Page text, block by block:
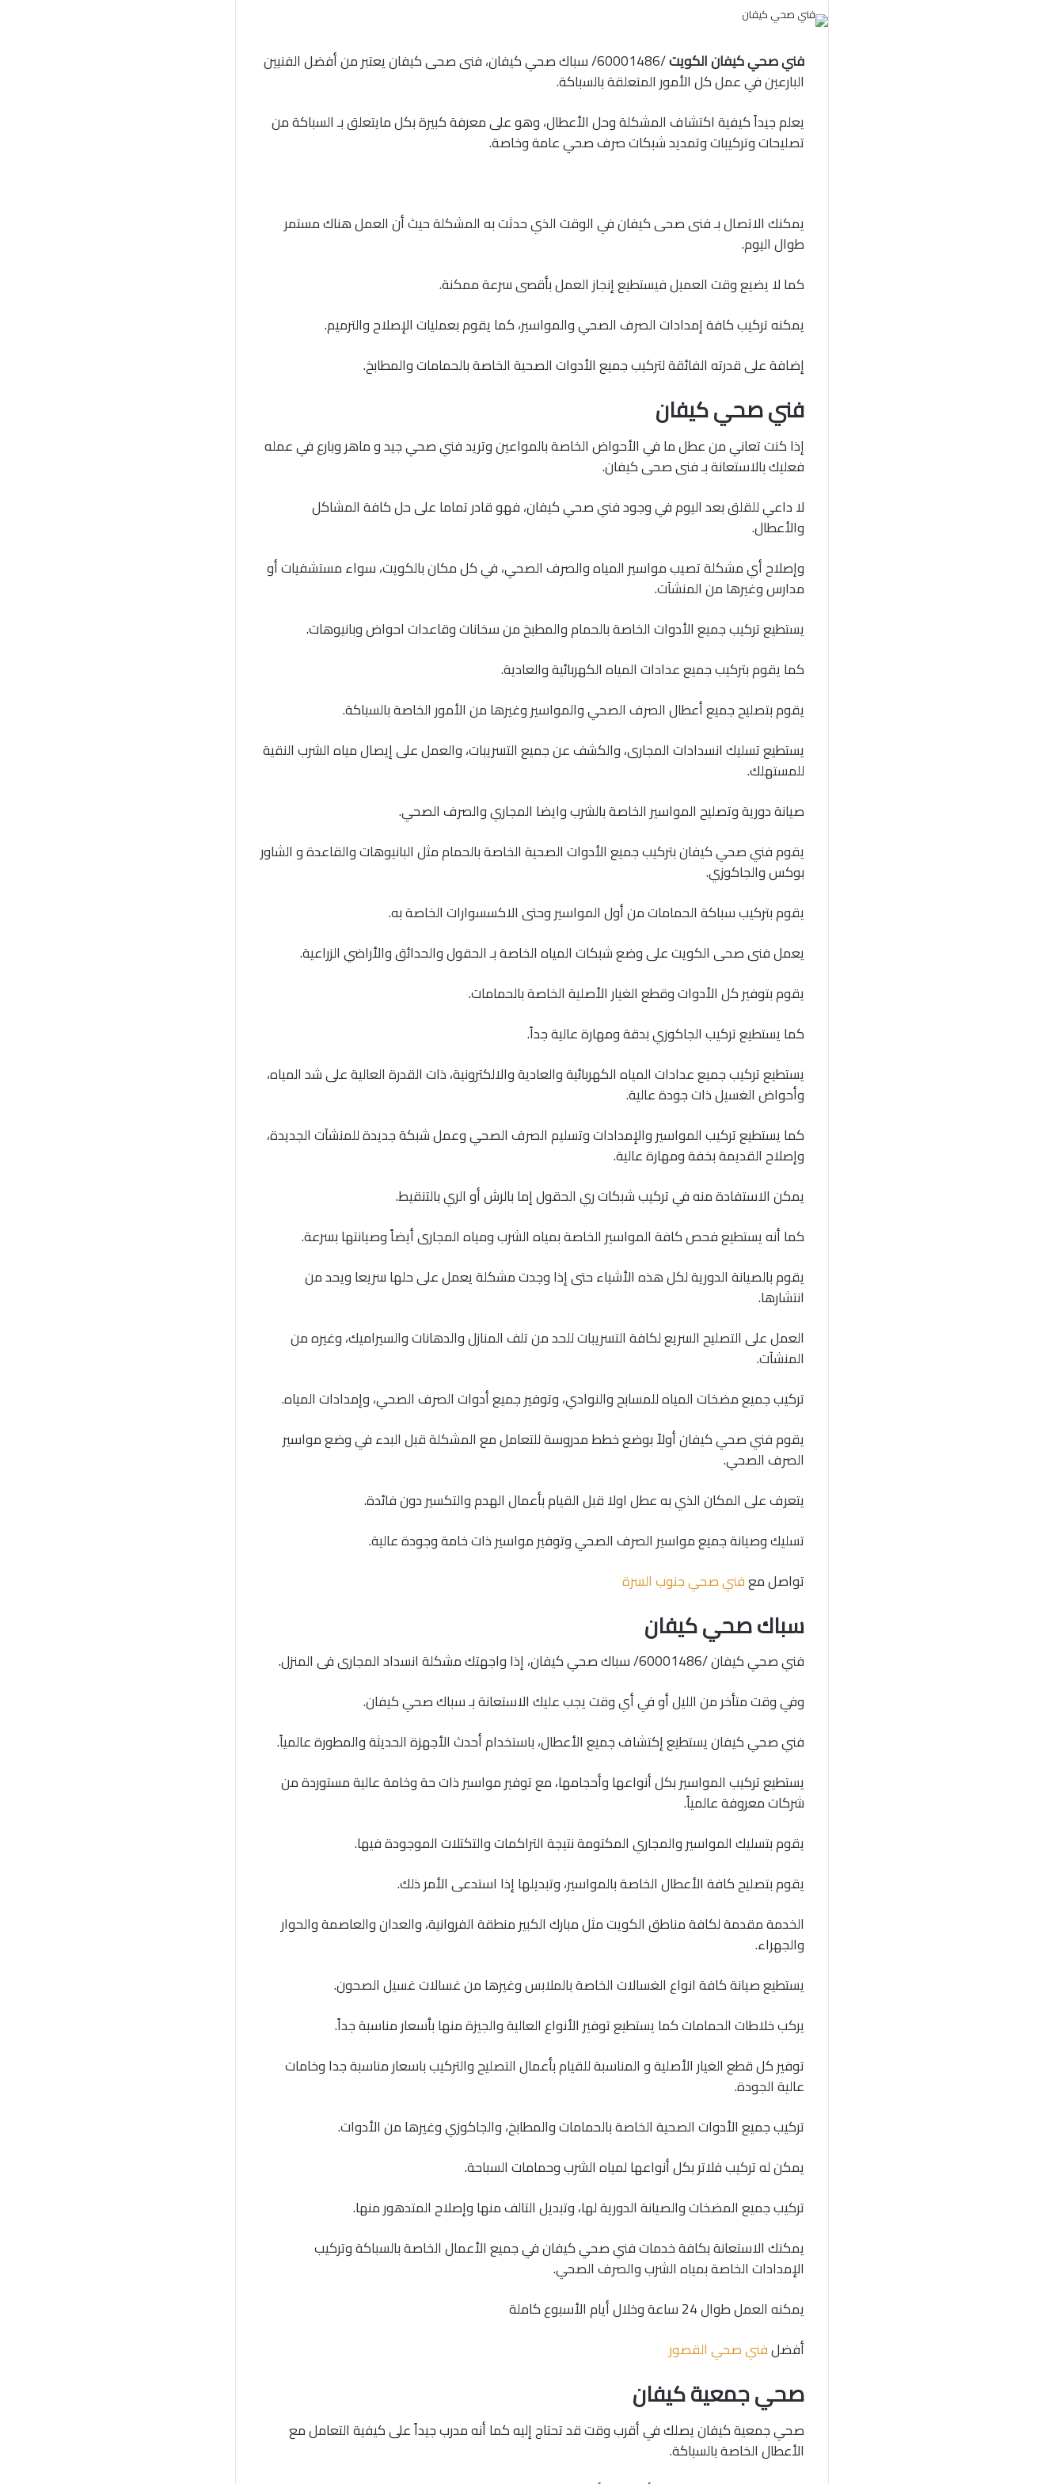
فني صحي كيفان الكويت
/60001486/ سباك صحي كيفان، فنى صحى كيفان يعتبر من أفضل الفنيين
البارعين في عمل كل الأمور المتعلقة بالسباكة.
يعلم جيداً كيفية اكتشاف المشكلة وحل الأعطال، وهو على معرفة كبيرة بكل مايتعلق بـ السباكة من
تصليحات وتركيبات وتمديد شبكات صرف صحي عامة وخاصة.
يمكنك الاتصال بـ فنى صحى كيفان في الوقت الذي حدثت به المشكلة حيث أن العمل هناك مستمر
طوال اليوم.
كما لا يضيع وقت العميل فيستطيع إنجاز العمل بأقصى سرعة ممكنة.
يمكنه تركيب كافة إمدادات الصرف الصحي والمواسير، كما يقوم بعمليات الإصلاح والترميم.
إضافة على قدرته الفائقة لتركيب جميع الأدوات الصحية الخاصة بالحمامات والمطابخ.
فني صحي كيفان
إذا كنت تعاني من عطل ما في الأحواض الخاصة بالمواعين وتريد فني صحي جيد و ماهر وبارع في عمله
فعليك بالاستعانة بـ فنى صحى كيفان.
لا داعي للقلق بعد اليوم في وجود فني صحي كيفان، فهو قادر تماما على حل كافة المشاكل
والأعطال.
وإصلاح أي مشكلة تصيب مواسير المياه والصرف الصحي، في كل مكان بالكويت، سواء مستشفيات أو
مدارس وغيرها من المنشآت.
يستطيع تركيب جميع الأدوات الخاصة بالحمام والمطبخ من سخانات وقاعدات احواض وبانيوهات.
كما يقوم بتركيب جميع عدادات المياه الكهربائية والعادية.
يقوم بتصليح جميع أعطال الصرف الصحي والمواسير وغيرها من الأمور الخاصة بالسباكة.
يستطيع تسليك انسدادات المجارى، والكشف عن جميع التسريبات، والعمل على إيصال مياه الشرب النقية
للمستهلك.
صيانة دورية وتصليح المواسير الخاصة بالشرب وايضا المجاري والصرف الصحي.
يقوم فني صحي كيفان بتركيب جميع الأدوات الصحية الخاصة بالحمام مثل البانيوهات والقاعدة و الشاور
بوكس والجاكوزي.
يقوم بتركيب سباكة الحمامات من أول المواسير وحتى الاكسسوارات الخاصة به.
يعمل فنى صحى الكويت على وضع شبكات المياه الخاصة بـ الحقول والحدائق والأراضي الزراعية.
يقوم بتوفير كل الأدوات وقطع الغيار الأصلية الخاصة بالحمامات.
كما يستطيع تركيب الجاكوزي بدقة ومهارة عالية جداً.
يستطيع تركيب جميع عدادات المياه الكهربائية والعادية والالكترونية، ذات القدرة العالية على شد المياه،
وأحواض الغسيل ذات جودة عالية.
كما يستطيع تركيب المواسير والإمدادات وتسليم الصرف الصحي وعمل شبكة جديدة للمنشآت الجديدة،
وإصلاح القديمة بخفة ومهارة عالية.
يمكن الاستفادة منه في تركيب شبكات ري الحقول إما بالرش أو الري بالتنقيط.
كما أنه يستطيع فحص كافة المواسير الخاصة بمياه الشرب ومياه المجارى أيضاً وصيانتها بسرعة.
يقوم بالصيانة الدورية لكل هذه الأشياء حتى إذا وجدت مشكلة يعمل على حلها سريعا ويحد من
انتشارها.
العمل على التصليح السريع لكافة التسريبات للحد من تلف المنازل والدهانات والسيراميك، وغيره من
المنشآت.
تركيب جميع مضخات المياه للمسابح والنوادي، وتوفير جميع أدوات الصرف الصحي، وإمدادات المياه.
يقوم فني صحي كيفان أولاً بوضع خطط مدروسة للتعامل مع المشكلة قبل البدء في وضع مواسير
الصرف الصحي.
يتعرف على المكان الذي به عطل اولا قبل القيام بأعمال الهدم والتكسير دون فائدة.
تسليك وصيانة جميع مواسير الصرف الصحي وتوفير مواسير ذات خامة وجودة عالية.
تواصل معفني صحي جنوب السرة
سباك صحي كيفان
فني صحي كيفان /60001486/ سباك صحي كيفان، إذا واجهتك مشكلة انسداد المجارى فى المنزل.
وفي وقت متأخر من الليل أو في أي وقت يجب عليك الاستعانة بـ سباك صحي كيفان.
فني صحي كيفان يستطيع إكتشاف جميع الأعطال، باستخدام أحدث الأجهزة الحديثة والمطورة عالمياً.
يستطيع تركيب المواسير بكل أنواعها وأحجامها، مع توفير مواسير ذات حة وخامة عالية مستوردة من
شركات معروفة عالمياً.
يقوم بتسليك المواسير والمجاري المكتومة نتيجة التراكمات والتكتلات الموجودة فيها.
يقوم بتصليح كافة الأعطال الخاصة بالمواسير، وتبديلها إذا استدعى الأمر ذلك.
الخدمة مقدمة لكافة مناطق الكويت مثل مبارك الكبير منطقة الفروانية، والعدان والعاصمة والحوار
والجهراء.
يستطيع صيانة كافة انواع الغسالات الخاصة بالملابس وغيرها من غسالات غسيل الصحون.
يركب خلاطات الحمامات كما يستطيع توفير الأنواع العالية والجيزة منها بٱسعار مناسبة جداً.
توفير كل قطع الغيار الأصلية و المناسبة للقيام بأعمال التصليح والتركيب باسعار مناسبة جدا وخامات
عالية الجودة.
تركيب جميع الأدوات الصحية الخاصة بالحمامات والمطابخ، والجاكوزي وغيرها من الأدوات.
يمكن له تركيب فلاتر بكل أنواعها لمياه الشرب وحمامات السباحة.
تركيب جميع المضخات والصيانة الدورية لها، وتبديل التالف منها وإصلاح المتدهور منها.
يمكنك الاستعانة بكافة خدمات فني صحي كيفان في جميع الأعمال الخاصة بالسباكة وتركيب
الإمدادات الخاصة بمياه الشرب والصرف الصحي.
يمكنه العمل طوال 24 ساعة وخلال أيام الأسبوع كاملة
أفضلفني صحي القصور
صحي جمعية كيفان
صحي جمعية كيفان يصلك في أقرب وقت قد تحتاج إليه كما أنه مدرب جيداً على كيفية التعامل مع
الأعطال الخاصة بالسباكة.